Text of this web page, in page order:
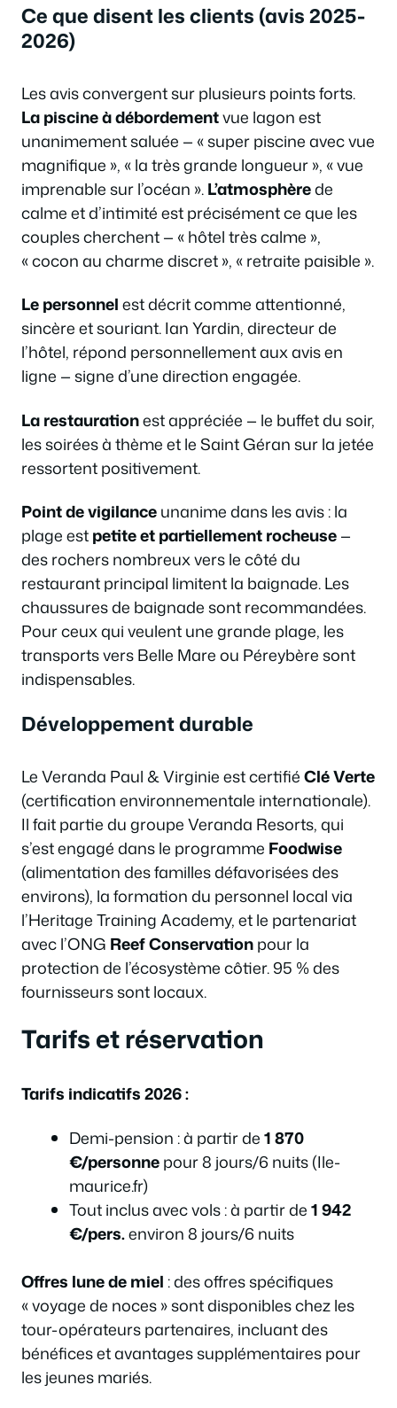
Ce que disent les clients (avis 2025-
2026)
Les avis convergent sur plusieurs points forts.
La piscine à débordementvue lagon est
unanimement saluée — « super piscine avec vue
magnifique », « la très grande longueur », « vue
imprenable sur l’océan ».L’atmosphèrede
calme et d’intimité est précisément ce que les
couples cherchent — « hôtel très calme »,
« cocon au charme discret », « retraite paisible ».
Le personnelest décrit comme attentionné,
sincère et souriant. Ian Yardin, directeur de
l’hôtel, répond personnellement aux avis en
ligne — signe d’une direction engagée.
La restaurationest appréciée — le buffet du soir,
les soirées à thème et le Saint Géran sur la jetée
ressortent positivement.
Point de vigilanceunanime dans les avis : la
plage estpetite et partiellement rocheuse—
des rochers nombreux vers le côté du
restaurant principal limitent la baignade. Les
chaussures de baignade sont recommandées.
Pour ceux qui veulent une grande plage, les
transports vers Belle Mare ou Péreybère sont
indispensables.
Développement durable
Le Veranda Paul & Virginie est certifiéClé Verte
(certification environnementale internationale).
Il fait partie du groupe Veranda Resorts, qui
s’est engagé dans le programme Foodwise
(alimentation des familles défavorisées des
environs), la formation du personnel local via
l’Heritage Training Academy, et le partenariat
avec l’ONG Reef Conservationpour la
protection de l’écosystème côtier. 95 % des
fournisseurs sont locaux.
Tarifs et réservation
Tarifs indicatifs 2026 :
Demi-pension : à partir de1 870
€/personnepour 8 jours/6 nuits (Ile-
maurice.fr)
Tout inclus avec vols : à partir de1 942
€/pers.environ 8 jours/6 nuits
Offres lune de miel : des offres spécifiques
« voyage de noces » sont disponibles chez les
tour-opérateurs partenaires, incluant des
bénéfices et avantages supplémentaires pour
les jeunes mariés.